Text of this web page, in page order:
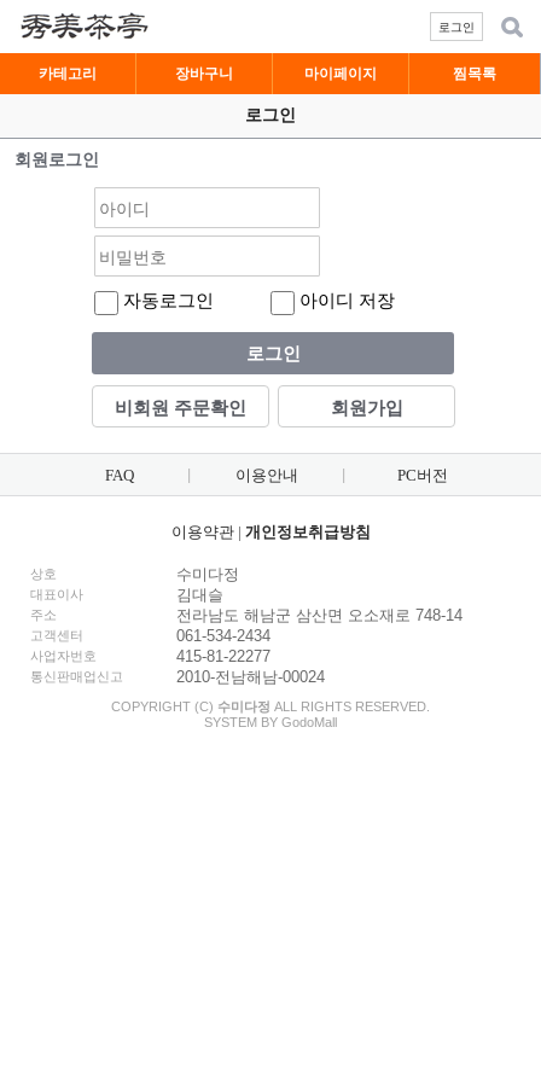
로그인
카테고리 장바구니 마이페이지 찜목록
로그인
회원로그인
자동로그인 아이디 저장
로그인
비회원 주문확인 회원가입
FAQ 이용안내 PC버전
이용약관| 개인정보취급방침
상호 수미다정
대표이사 김대슬
주소 전라남도 해남군 삼산면 오소재로 748-14
고객센터 061-534-2434
사업자번호 415-81-22277
통신판매업신고 2010-전남해남-00024
COPYRIGHT (C) 수미다정 ALL RIGHTS RESERVED.
SYSTEM BY GodoMall